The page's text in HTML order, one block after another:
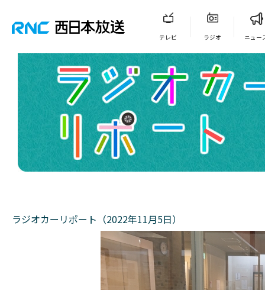
テレビ ラジオ ニュー
ラジオカーリポート（2022年11月5日）